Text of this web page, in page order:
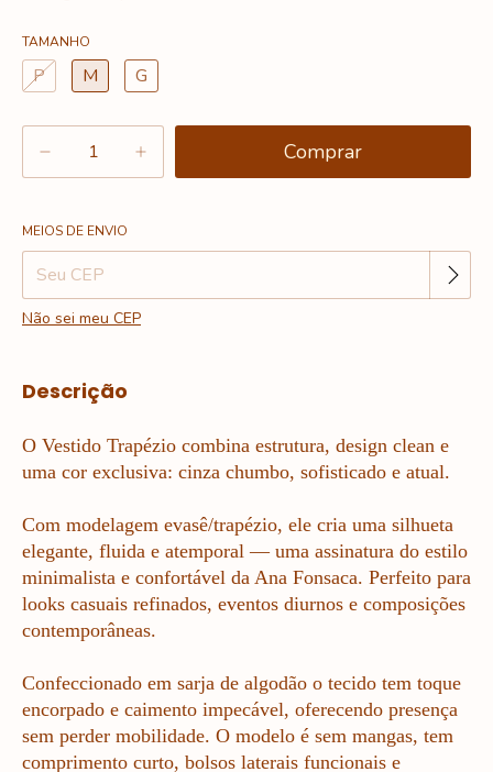
TAMANHO
P M G
Entregas para o CEP:
MEIOS DE ENVIO
Não sei meu CEP
Descrição
O Vestido Trapézio combina estrutura, design clean e
uma cor exclusiva: cinza chumbo, sofisticado e atual.
Com modelagem evasê/trapézio, ele cria uma silhueta
elegante, fluida e atemporal — uma assinatura do estilo
minimalista e confortável da Ana Fonsaca. Perfeito para
looks casuais refinados, eventos diurnos e composições
contemporâneas.
Confeccionado em sarja de algodão o tecido tem toque
encorpado e caimento impecável, oferecendo presença
sem perder mobilidade. O modelo é sem mangas, tem
comprimento curto, bolsos laterais funcionais e